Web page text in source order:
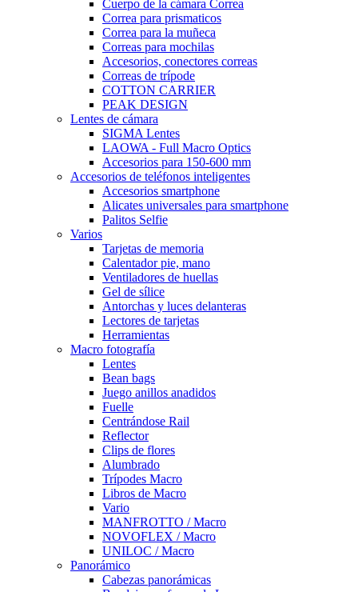
Cuerpo de la cámara Correa
Correa para prismaticos
Correa para la muñeca
Correas para mochilas
Accesorios, conectores correas
Correas de trípode
COTTON CARRIER
PEAK DESIGN
Lentes de cámara
SIGMA Lentes
LAOWA - Full Macro Optics
Accesorios para 150-600 mm
Accesorios de teléfonos inteligentes
Accesorios smartphone
Alicates universales para smartphone
Palitos Selfie
Varios
Tarjetas de memoria
Calentador pie, mano
Ventiladores de huellas
Gel de sílice
Antorchas y luces delanteras
Lectores de tarjetas
Herramientas
Macro fotografía
Lentes
Bean bags
Juego anillos anadidos
Fuelle
Centrándose Rail
Reflector
Clips de flores
Alumbrado
Trípodes Macro
Libros de Macro
Vario
MANFROTTO / Macro
NOVOFLEX / Macro
UNILOC / Macro
Panorámico
Cabezas panorámicas